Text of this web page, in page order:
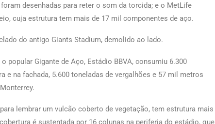
desenhadas para reter o som da torcida; e o MetLife
cuja estrutura tem mais de 17 mil componentes de aço.
do antigo Giants Stadium, demolido ao lado.
o popular Gigante de Aço, Estádio BBVA, consumiu 6.300
e na fachada, 5.600 toneladas de vergalhões e 57 mil metros
lembrar um vulcão coberto de vegetação, tem estrutura mais
é sustentada por 16 colunas na periferia do estádio, que